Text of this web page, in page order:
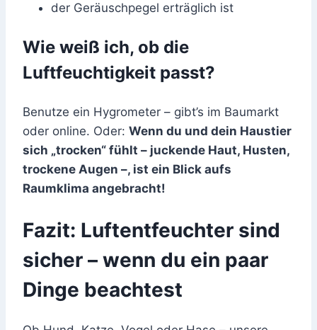
der Geräuschpegel erträglich ist
Wie weiß ich, ob die
Luftfeuchtigkeit passt?
Benutze ein Hygrometer – gibt’s im Baumarkt
oder online. Oder: Wenn du und dein Haustier
sich „trocken“ fühlt – juckende Haut, Husten,
trockene Augen –, ist ein Blick aufs
Raumklima angebracht!
Fazit: Luftentfeuchter sind
sicher – wenn du ein paar
Dinge beachtest